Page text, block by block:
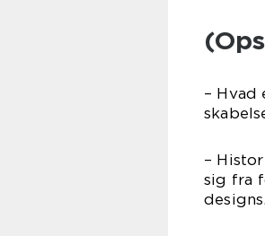
– Hvad
–
sig fra
designs.